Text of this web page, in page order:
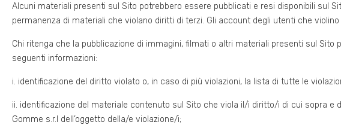
Alcuni materiali presenti sul Sito potrebbero essere pubblicati e resi disponibili sul
permanenza di materiali che violano diritti di terzi. Gli account degli utenti che
Chi ritenga che la pubblicazione di immagini, filmati o altri materiali presenti sul
seguenti informazioni:
i. identificazione del diritto violato o, in caso di più violazioni, la lista di tutte le
ii. identificazione del materiale contenuto sul Sito che viola il/i diritto/i di cui sopra e
Gomme s.r.l dell’oggetto della/e violazione/i;